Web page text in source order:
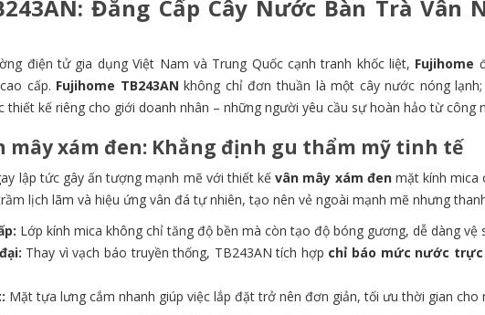
Đẳng Cấp Cây Nước Bàn Trà Vân
điện tử gia dụng Việt Nam và Trung Quốc cạnh tranh khốc liệt, Fujihome
cấp. Fujihome TB243AN không chỉ đơn thuần là một cây nước nóng
thiết kế riêng cho giới doanh nhân – những người yêu cầu sự hoàn hảo từ công
mây xám đen: Khẳng định gu thẩm mỹ tinh tế
lập tức gây ấn tượng mạnh mẽ với thiết kếvân mây xám đenmặt kính mica
lịch lãm và hiệu ứng vân đá tự nhiên, tạo nên vẻ ngoài mạnh mẽ nhưng
Lớp kính mica không chỉ tăng độ bền mà còn tạo độ bóng gương, dễ dàng vệ
Thay vì vạch báo truyền thống, TB243AN tích hợp chỉ báo mức nước trực
Mặt tựa lưng cắm nhanh giúp việc lắp đặt trở nên đơn giản, tối ưu thời gian cho